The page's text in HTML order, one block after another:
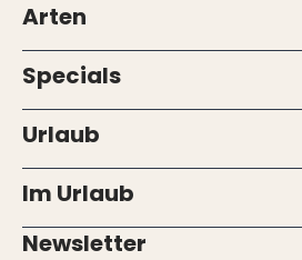
Arten
Specials
Urlaub
Im Urlaub
Newsletter